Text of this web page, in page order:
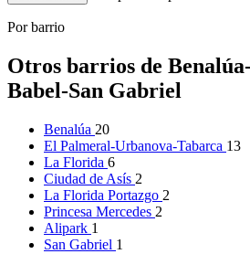
Por barrio
Otros barrios de
Babel-San Gabriel
Benalúa 20
El Palmeral-Urbanova-Tabarca 13
La Florida 6
Ciudad de Asís 2
La Florida Portazgo 2
Princesa Mercedes 2
Alipark 1
San Gabriel 1